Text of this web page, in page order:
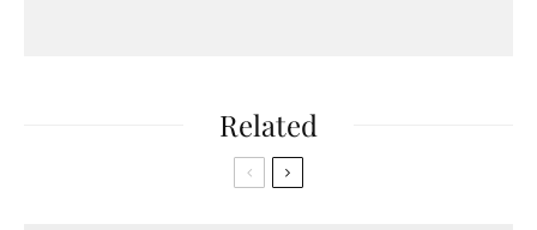
Related